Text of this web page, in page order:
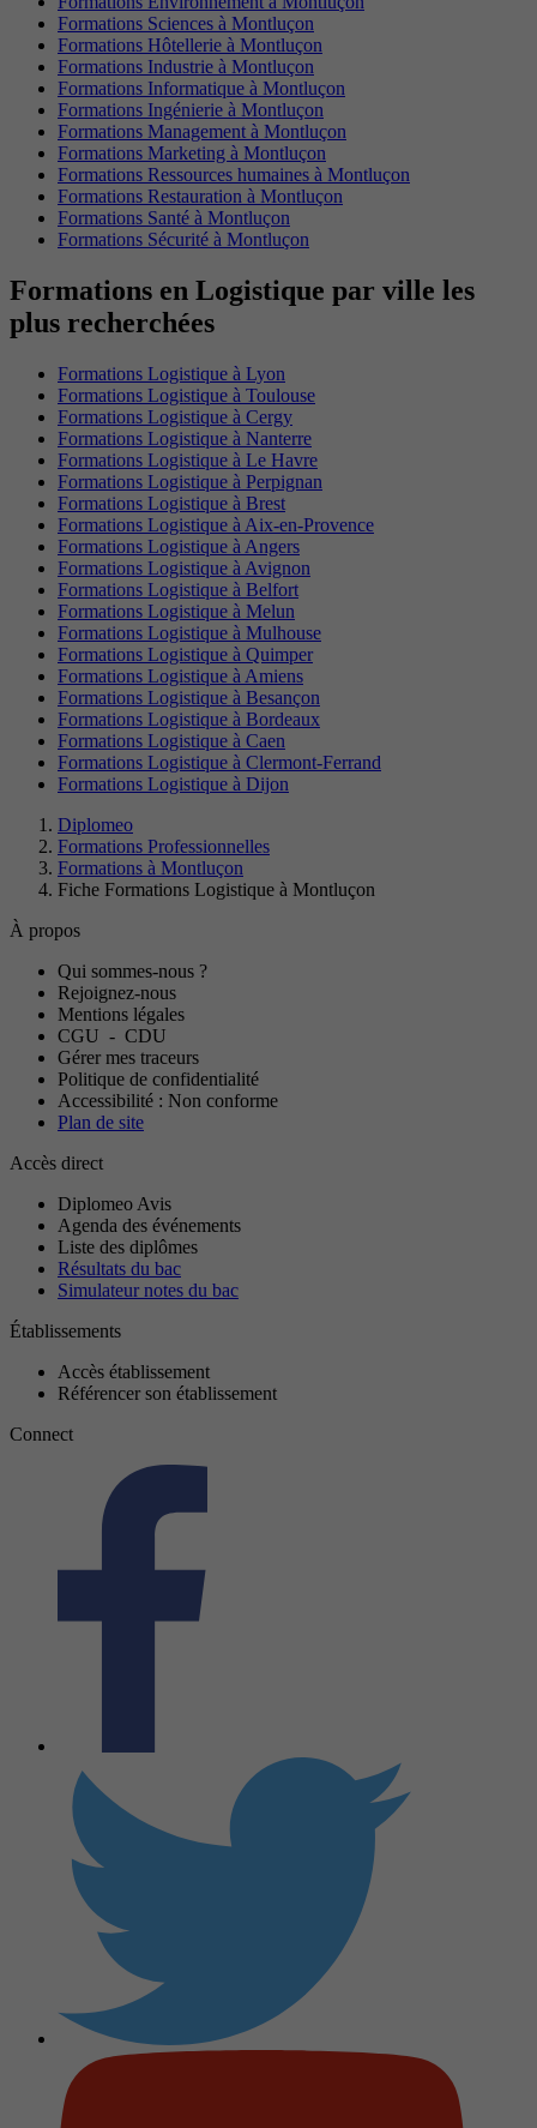
Formations Sciences à Montluçon
Formations Hôtellerie à Montluçon
Formations Industrie à Montluçon
Formations Informatique à Montluçon
Formations Ingénierie à Montluçon
Formations Management à Montluçon
Formations Marketing à Montluçon
Formations Ressources humaines à Montluçon
Formations Restauration à Montluçon
Formations Santé à Montluçon
Formations Sécurité à Montluçon
Formations en Logistique par ville les
plus recherchées
Formations Logistique à Lyon
Formations Logistique à Toulouse
Formations Logistique à Cergy
Formations Logistique à Nanterre
Formations Logistique à Le Havre
Formations Logistique à Perpignan
Formations Logistique à Brest
Formations Logistique à Aix-en-Provence
Formations Logistique à Angers
Formations Logistique à Avignon
Formations Logistique à Belfort
Formations Logistique à Melun
Formations Logistique à Mulhouse
Formations Logistique à Quimper
Formations Logistique à Amiens
Formations Logistique à Besançon
Formations Logistique à Bordeaux
Formations Logistique à Caen
Formations Logistique à Clermont-Ferrand
Formations Logistique à Dijon
Diplomeo
Formations Professionnelles
Formations à Montluçon
Fiche Formations Logistique à Montluçon
À propos
Qui sommes-nous ?
Rejoignez-nous
Mentions légales
CGU - CDU
Gérer mes traceurs
Politique de confidentialité
Accessibilité : Non conforme
Plan de site
Accès direct
Diplomeo Avis
Agenda des événements
Liste des diplômes
Résultats du bac
Simulateur notes du bac
Établissements
Accès établissement
Référencer son établissement
Connect